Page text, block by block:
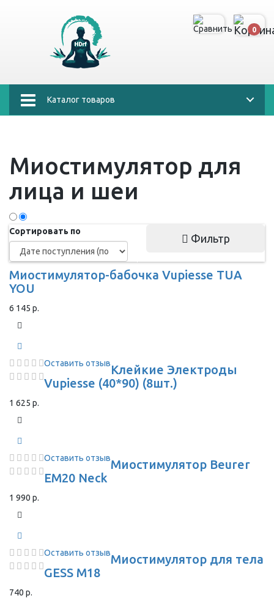
0
Каталог товаров
Миостимулятор для
лица и шеи
Сортировать по
Фильтр
Миостимулятор-бабочка Vupiesse TUA
YOU
6 145 р.
Оставить отзывКлейкие Электроды
Vupiesse (40*90) (8шт.)
1 625 р.
Оставить отзывМиостимулятор Beurer
EM20 Neck
1 990 р.
Оставить отзывМиостимулятор для тела
GESS M18
740 р.